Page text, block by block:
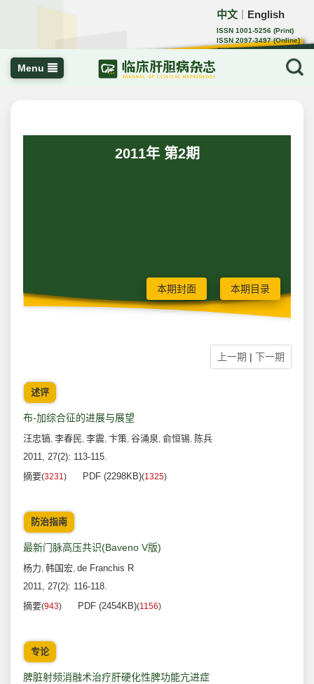
中文 English
ISSN 1001-5256 (Print)
ISSN 2097-3497 (Online)
CN 22-1108/R
Menu
2011年 第2期
本期封面 本期目录
上一期 | 下一期
述评
布-加综合征的进展与展望
汪忠镐, 李春民, 李震, 卞策, 谷涌泉, 俞恒锡, 陈兵
2011, 27(2): 113-115.
摘要(3231) PDF (2298KB)(1325)
防治指南
最新门脉高压共识(Baveno V版)
杨力, 韩国宏, de Franchis R
2011, 27(2): 116-118.
摘要(943) PDF (2454KB)(1156)
专论
脾脏射频消融术治疗肝硬化性脾功能亢进症